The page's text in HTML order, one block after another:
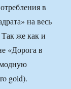
в
на весь
же как и
«Дорога в
gold).